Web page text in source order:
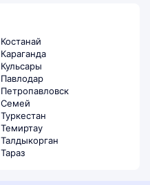
Костанай
Караганда
Кульсары
Павлодар
Петропавловск
Семей
Туркестан
Темиртау
Талдыкорган
Тараз